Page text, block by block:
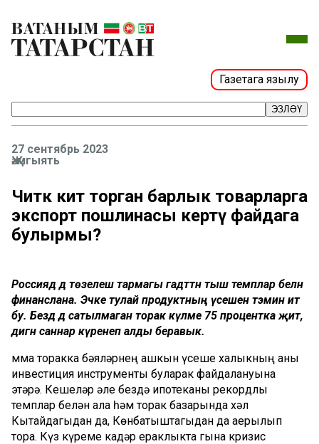
Газетага язылу
ЭЗЛӘҮ
27 сентябрь 2023
Җәмгыять
Читкә китә торган барлык товарларга
экспорт пошлинасы кертү файдага
булырмы?
Россиядә дә төзелеш тармагы гадәттән тыш темплар белән
финанслана. Эчке тулай продуктның үсешен тәэмин итә
бу. Бездә дә сатылмаган торак күләме 75 процентка җитә,
дигән саннар күренеп алды беравык.
Әмма торакка бәяләрнең ашкын үсеше халыкның аны
инвестиция инструменты буларак файдалануына
этәрә. Кешеләр әле бездә ипотеканы рекордлы
темплар белән ала һәм торак базарында хәл
Кытайдагыдан да, Көнбатыштагыдан да аерылып
тора. Күз күреме кадәр ераклыкта гына кризис